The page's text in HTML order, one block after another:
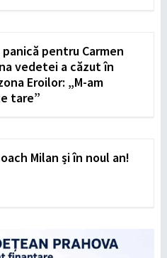
pentru Carmen
vedetei a căzut în
Eroilor: „M-am
tare”
Milan și în noul an!